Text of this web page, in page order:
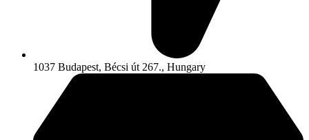
1037 Budapest, Bécsi út 267., Hungary